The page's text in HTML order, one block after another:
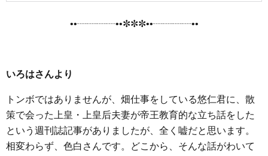
••┈┈┈┈••✼✼✼••┈┈┈┈••
いろはさんより
トンボではありませんが、畑仕事をしている悠仁君に、散
策で会った上皇・上皇后夫妻が帝王教育的な立ち話をした
という週刊誌記事がありましたが、全く嘘だと思います。
相変わらず、色白さんです。どこから、そんな話がわいて